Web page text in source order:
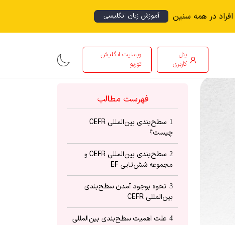
در همه سنین آموزش زبان انگلیسی
پنل
کاربری
وبسایت انگلیش
توربو
فهرست مطالب
1
سطح‌بندی بین‎‌المللی CEFR
چیست؟
2
سطح‌بندی بین‌‎المللی CEFR و
مجموعه شش‌تایی EF
3 نحوه بوجود آمدن سطح‌بندی
بین‌‎المللی CEFR
4
علت اهمیت سطح‌بندی بین‌‎المللی